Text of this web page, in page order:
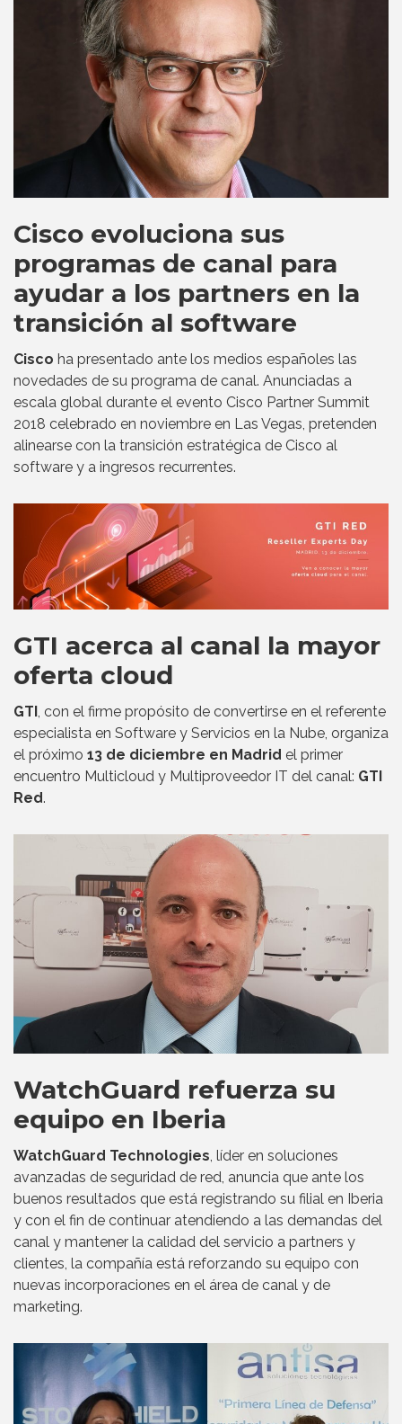
Cisco evoluciona sus
programas de canal para
ayudar a los partners en la
transición al software
Cisco ha presentado ante los medios españoles las
novedades de su programa de canal. Anunciadas a
escala global durante el evento Cisco Partner Summit
2018 celebrado en noviembre en Las Vegas, pretenden
alinearse con la transición estratégica de Cisco al
software y a ingresos recurrentes.
GTI acerca al canal la mayor
oferta cloud
GTI , con el firme propósito de convertirse en el referente
especialista en Software y Servicios en la Nube, organiza
el próximo 13 de diciembre en Madrid el primer
encuentro Multicloud y Multiproveedor IT del canal: GTI
Red.
WatchGuard refuerza su
equipo en Iberia
WatchGuard Technologies, líder en soluciones
avanzadas de seguridad de red, anuncia que ante los
buenos resultados que está registrando su filial en Iberia
y con el fin de continuar atendiendo a las demandas del
canal y mantener la calidad del servicio a partners y
clientes, la compañía está reforzando su equipo con
nuevas incorporaciones en el área de canal y de
marketing.